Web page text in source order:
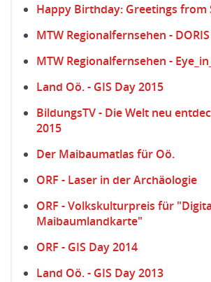
Happy Birthday: Greetings from
MTW Regionalfernsehen - DORIS
MTW Regionalfernsehen -
Land Oö. - GIS Day 2015
BildungsTV - Die Welt neu
2015
Der Maibaumatlas für Oö.
ORF - Laser in der Archäologie
ORF - Volkskulturpreis für
Maibaumlandkarte"
ORF - GIS Day 2014
Land Oö. - GIS Day 2013